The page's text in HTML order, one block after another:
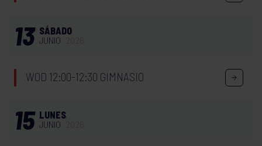
13 SÁBADO
JUNIO
WOD 12:00-12:30 GIMNASIO
15 LUNES
JUNIO